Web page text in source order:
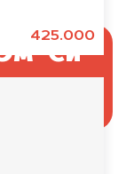
425.000
Си